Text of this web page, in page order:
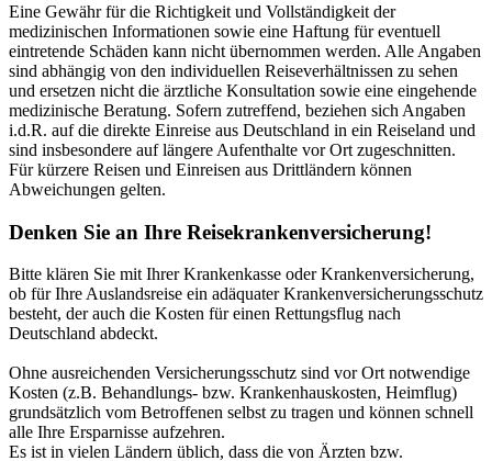
Eine Gewähr für die Richtigkeit und Vollständigkeit der
medizinischen Informationen sowie eine Haftung für eventuell
eintretende Schäden kann nicht übernommen werden. Alle Angaben
sind abhängig von den individuellen Reiseverhältnissen zu sehen
und ersetzen nicht die ärztliche Konsultation sowie eine eingehende
medizinische Beratung. Sofern zutreffend, beziehen sich Angaben
i.d.R. auf die direkte Einreise aus Deutschland in ein Reiseland und
sind insbesondere auf längere Aufenthalte vor Ort zugeschnitten.
Für kürzere Reisen und Einreisen aus Drittländern können
Abweichungen gelten.
Denken Sie an Ihre Reisekrankenversicherung!
Bitte klären Sie mit Ihrer Krankenkasse oder Krankenversicherung,
ob für Ihre Auslandsreise ein adäquater Krankenversicherungsschutz
besteht, der auch die Kosten für einen Rettungsflug nach
Deutschland abdeckt.
Ohne ausreichenden Versicherungsschutz sind vor Ort notwendige
Kosten (z.B. Behandlungs- bzw. Krankenhauskosten, Heimflug)
grundsätzlich vom Betroffenen selbst zu tragen und können schnell
alle Ihre Ersparnisse aufzehren.
Es ist in vielen Ländern üblich, dass die von Ärzten bzw.